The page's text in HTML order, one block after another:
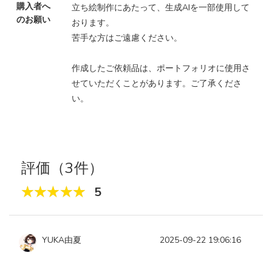
購入者へ
のお願い
立ち絵制作にあたって、生成AIを一部使用して
おります。
苦手な方はご遠慮ください。
作成したご依頼品は、ポートフォリオに使用さ
せていただくことがあります。ご了承くださ
い。
評価（3件）
5
YUKA由夏 2025-09-22 19:06:16